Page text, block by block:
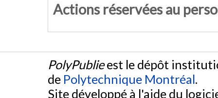
Actions réservées au
PolyPublieest le dépôt
de Polytechnique Montréal.
Site développé à l'aide du